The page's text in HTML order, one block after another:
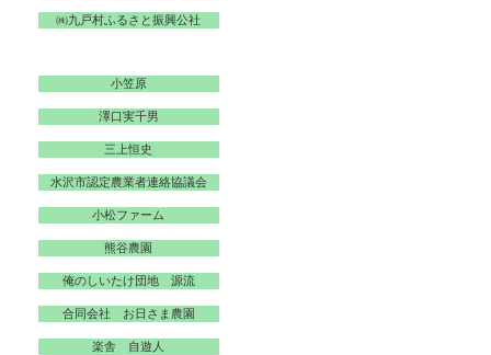
㈱九戸村ふるさと振興公社
小笠原
澤口実千男
三上恒史
水沢市認定農業者連絡協議会
小松ファーム
熊谷農園
俺のしいたけ団地 源流
合同会社 お日さま農園
楽舎 自遊人